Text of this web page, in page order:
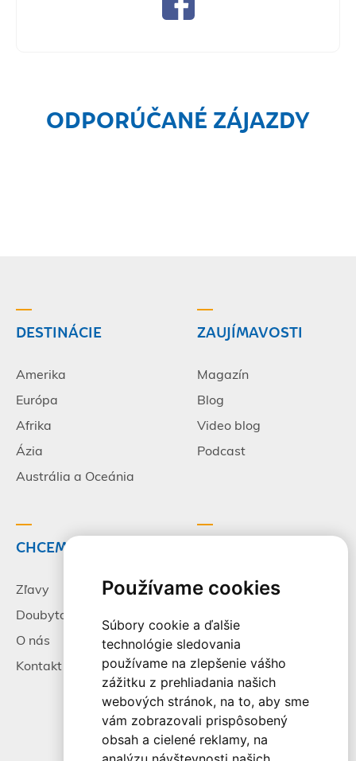
Používame cookies
Súbory cookie a ďalšie
technológie sledovania
používame na zlepšenie vášho
zážitku z prehliadania našich
webových stránok, na to, aby sme
vám zobrazovali prispôsobený
obsah a cielené reklamy, na
ODPORÚČANÉ ZÁJAZDY
DESTINÁCIE
Amerika
Európa
Afrika
Ázia
Austrália a Oceánia
ZAUJÍMAVOSTI
Magazín
Blog
Video blog
Podcast
CHCEM CESTOVAŤ
Zľavy
Doubytovanie
O nás
Kontakt
Pracovné príležitosti
Všeobecné zmluvné
podmienky
Alternatívne riešenie
sporov
Spracovanie osobných
údajov